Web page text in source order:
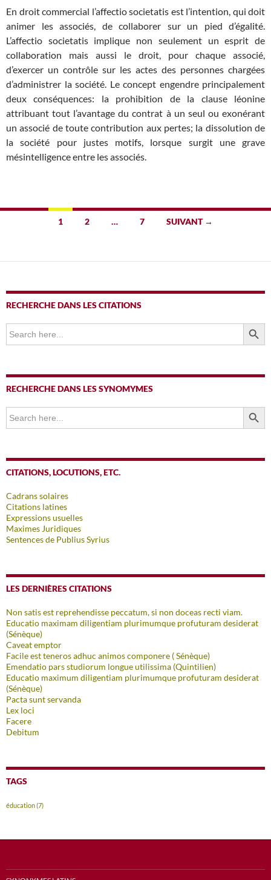
En droit commercial l’affectio societatis est l’intention, qui doit
animer les associés, de collaborer sur un pied d’égalité.
L’affectio societatis implique non seulement un esprit de
collaboration mais aussi le droit, pour chaque associé,
d’exercer un contrôle sur les actes des personnes chargées
d’administrer la société. Le concept engendre principalement
deux conséquences: la prohibition de la clause léonine
attribuant tout l’avantage du contrat à un seul ou exonérant
un associé de toute contribution aux pertes; la dissolution de
la société pour justes motifs, lorsque surgit une grave
mésintelligence entre les associés.
Navigation
articles
1 2 … 7 SUIVANT →
RECHERCHE DANS LES CITATIONS
Search
for:
SEARCH
RECHERCHE DANS LES SYNOMYMES
Search
for:
SEARCH
CITATIONS, LOCUTIONS, ETC.
Cadrans solaires
Citations latines
Expressions usuelles
Maximes Juridiques
Sentences de Publius Syrius
LES DERNIÈRES CITATIONS
Non satis est reprehendisse peccatum, si non doceas recti viam.
Educatio maximam diligentiam plurimumque profuturam desiderat
(Sénèque)
Caveat emptor
Facile est teneros adhuc animos componere ( Sénèque)
Emendatio pars studiorum longue utilissima (Quintilien)
Educatio maximum diligentiam plurimumque profuturam desiderat
(Sénèque)
Pacta sunt servanda
Lex loci
Facere
Debitum
TAGS
éducation(7)